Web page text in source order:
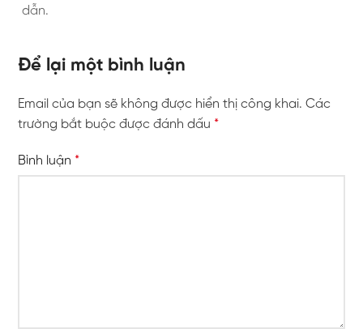
dẫn.
Để lại một bình luận
Email của bạn sẽ không được hiển thị công khai. Các
trường bắt buộc được đánh dấu *
Bình luận *